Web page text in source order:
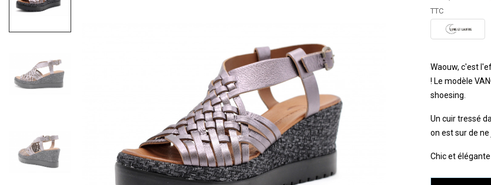
TTC
Waouw, c'est
! Le modèle
shoesing.
Un cuir tressé
on est sur de
Chic et